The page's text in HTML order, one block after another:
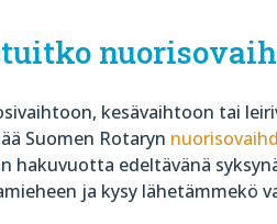
kesävaihtoon tai
Suomen Rotaryn
hakuvuotta edeltävänä
ja kysy lähetämmekö